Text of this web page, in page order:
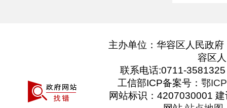
主办单位：华容区人民政
容区
联系电话:0711-
工信部ICP备案号： 鄂
网站标识：4207030001